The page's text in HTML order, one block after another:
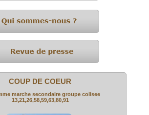
COUP DE COEUR
marche secondaire groupe colisee
13,21,26,58,59,63,80,91